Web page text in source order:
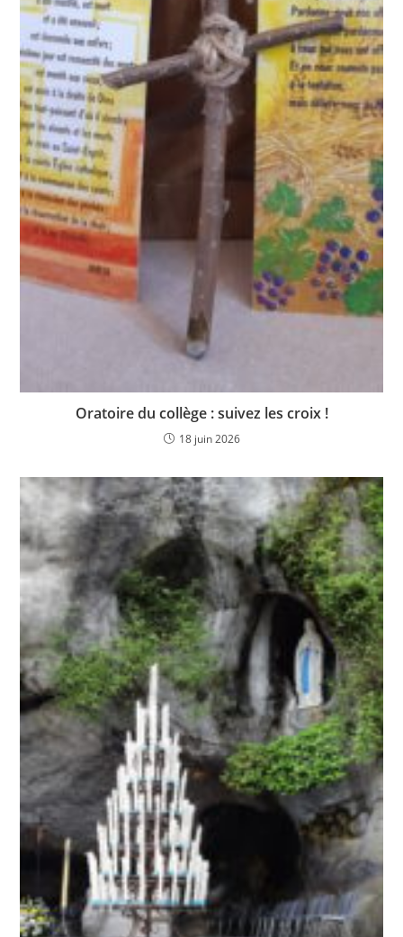
Oratoire du collège : suivez les croix !
18 juin 2026